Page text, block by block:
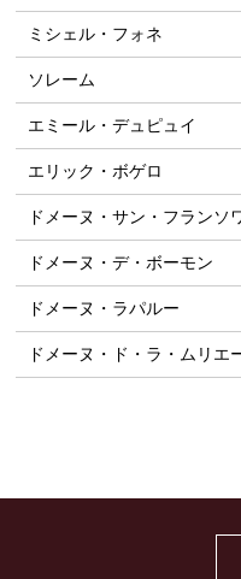
ミシェル・フォネ
ソレーム
エミール・デュピュイ
エリック・ボゲロ
ドメーヌ・サン・フランソ
ドメーヌ・デ・ボーモン
ドメーヌ・ラパルー
ドメーヌ・ド・ラ・ムリエ